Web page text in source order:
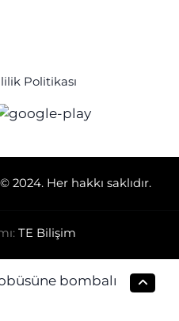
Politikası
2024. Her hakkı saklıdır.
TE Bilişim
bombalı